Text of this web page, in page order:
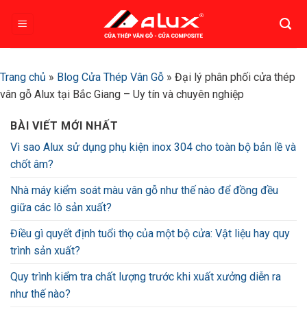
Trang chủ » Blog Cửa Thép Vân Gỗ » Đại lý phân phối cửa thép
vân gỗ Alux tại Bắc Giang – Uy tín và chuyên nghiệp
BÀI VIẾT MỚI NHẤT
Vì sao Alux sử dụng phụ kiện inox 304 cho toàn bộ bản lề và
chốt âm?
Nhà máy kiểm soát màu vân gỗ như thế nào để đồng đều
giữa các lô sản xuất?
Điều gì quyết định tuổi thọ của một bộ cửa: Vật liệu hay quy
trình sản xuất?
Quy trình kiểm tra chất lượng trước khi xuất xưởng diễn ra
như thế nào?